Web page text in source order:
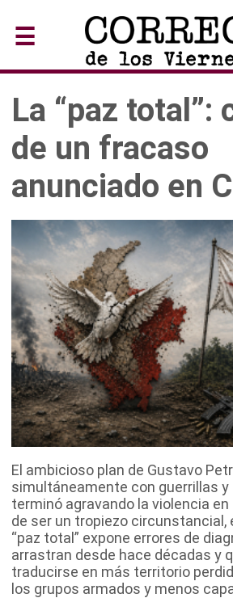
☰
La “paz total”:
de un fracaso
anunciado en
El ambicioso plan de Gustavo
simultáneamente con guerrillas
terminó agravando la violencia en
de ser un tropiezo circunstancial,
“paz total” expone errores de
arrastran desde hace décadas y
traducirse en más territorio
los grupos armados y menos